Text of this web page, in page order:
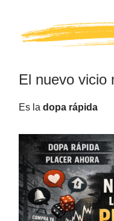
El nuevo vicio
Es la dopa rápida